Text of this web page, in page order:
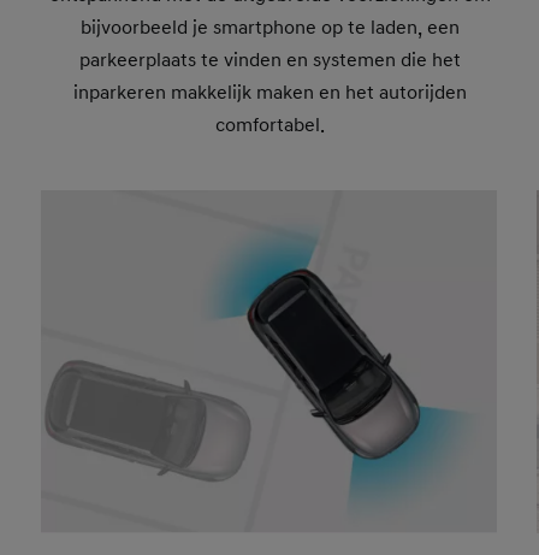
bijvoorbeeld je smartphone op te laden, een
parkeerplaats te vinden en systemen die het
inparkeren makkelijk maken en het autorijden
comfortabel.